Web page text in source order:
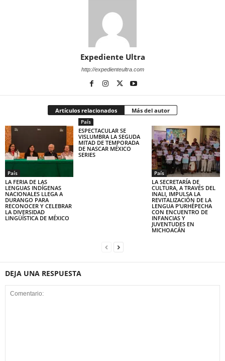
Expediente Ultra
http://expedienteultra.com
Artículos relacionados Más del autor
País
LA FERIA DE LAS
LENGUAS INDÍGENAS
NACIONALES LLEGA A
DURANGO PARA
RECONOCER Y CELEBRAR
LA DIVERSIDAD
LINGÜÍSTICA DE MÉXICO
País
ESPECTACULAR SE
VISLUMBRA LA SEGUDA
MITAD DE TEMPORADA
DE NASCAR MÉXICO
SERIES
País
LA SECRETARÍA DE
CULTURA, A TRAVÉS DEL
INALI, IMPULSA LA
REVITALIZACIÓN DE LA
LENGUA P’URHÉPECHA
CON ENCUENTRO DE
INFANCIAS Y
JUVENTUDES EN
MICHOACÁN
DEJA UNA RESPUESTA